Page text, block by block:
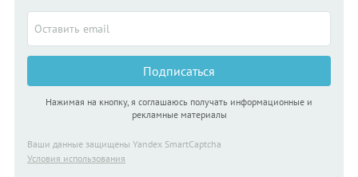
Подписаться
Нажимая на кнопку, я соглашаюсь получать информационные и
рекламные материалы
Ваши данные защищены Yandex SmartCaptcha
Условия использования